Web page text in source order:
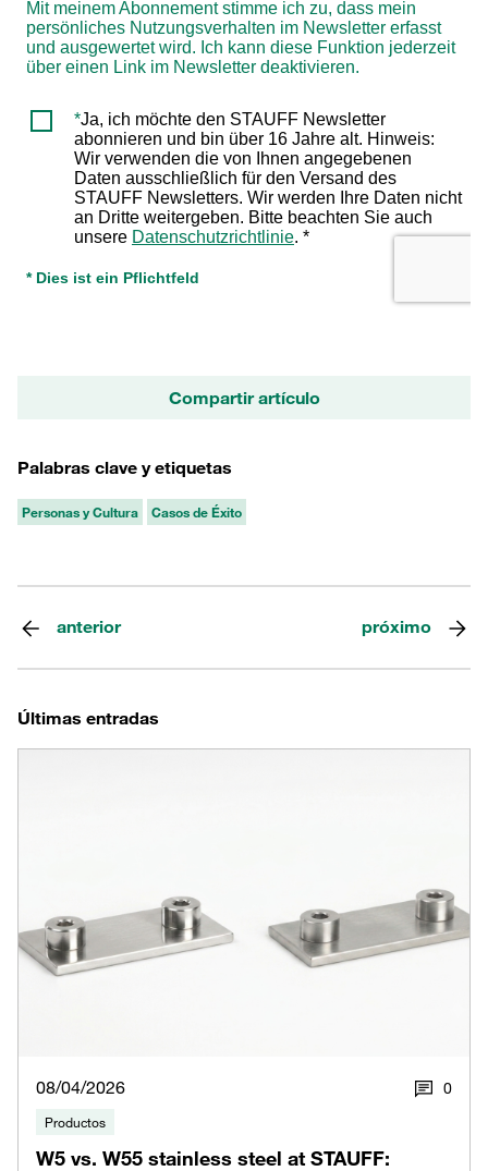
Compartir artículo
Palabras clave y etiquetas
Personas y Cultura Casos de Éxito
anterior próximo
Últimas entradas
08/04/2026 0
Productos
W5 vs. W55 stainless steel at STAUFF: